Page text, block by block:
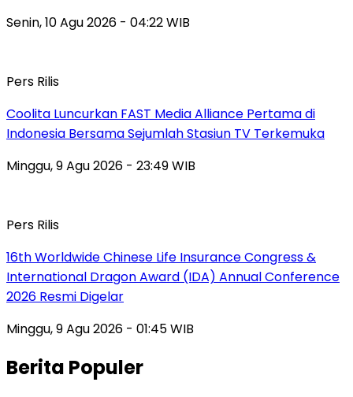
Senin, 10 Agu 2026 - 04:22 WIB
Pers Rilis
Coolita Luncurkan FAST Media Alliance Pertama di
Indonesia Bersama Sejumlah Stasiun TV Terkemuka
Minggu, 9 Agu 2026 - 23:49 WIB
Pers Rilis
16th Worldwide Chinese Life Insurance Congress &
International Dragon Award (IDA) Annual Conference
2026 Resmi Digelar
Minggu, 9 Agu 2026 - 01:45 WIB
Berita Populer